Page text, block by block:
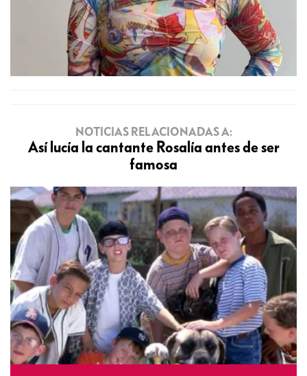
NOTICIAS RELACIONADAS A:
Así lucía la cantante Rosalía antes de ser
famosa